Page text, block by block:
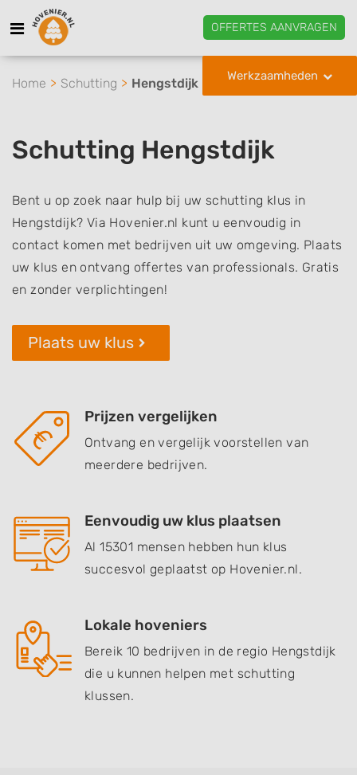
OFFERTES AANVRAGEN
Werkzaamheden
Home Schutting Hengstdijk
Schutting Hengstdijk
Bent u op zoek naar hulp bij uw schutting klus in
Hengstdijk? Via Hovenier.nl kunt u eenvoudig in
contact komen met bedrijven uit uw omgeving. Plaats
uw klus en ontvang offertes van professionals. Gratis
en zonder verplichtingen!
Plaats uw klus
Prijzen vergelijken
Ontvang en vergelijk voorstellen van
meerdere bedrijven.
Eenvoudig uw klus plaatsen
Al 15301 mensen hebben hun klus
succesvol geplaatst op Hovenier.nl.
Lokale hoveniers
Bereik 10 bedrijven in de regio Hengstdijk
die u kunnen helpen met schutting
klussen.